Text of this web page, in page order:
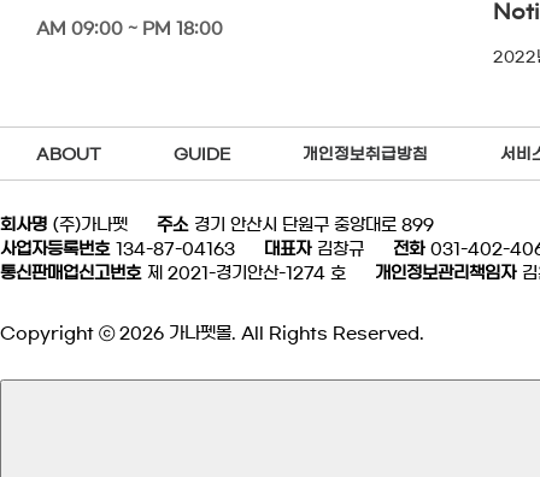
AM 09:00 ~ PM 18:00
2022
ABOUT GUIDE 개인정보취급방침 서비
회사명 (주)가나펫 주소 경기 안산시 단원구 중앙대로 899
사업자등록번호
134-87-04163 대표자 김창규 전화 031-402-
통신판매업신고번호 제 2021-경기안산-1274 호 개인정보관리책임자
Copyright ⓒ 2026 가나펫몰. All Rights Reserved.